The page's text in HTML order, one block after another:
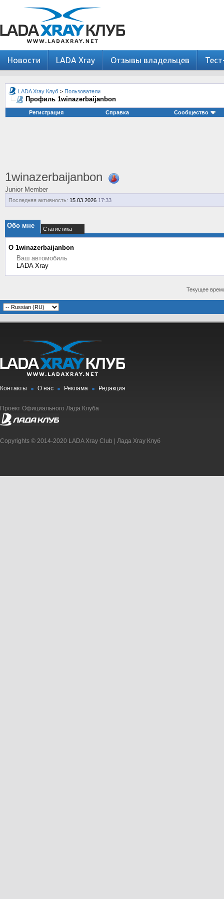
Новости LADA Xray Отзывы владельцев
LADA Xray Клуб > Пользователи
Профиль 1winazerbaijanbon
Регистрация Справка Сообщество
1winazerbaijanbon
Junior Member
Последняя активность: 15.03.2026 17:33
Обо мне Статистика
О 1winazerbaijanbon
Ваш автомобиль
LADA Xray
Текущее
Контакты О нас Реклама Редакция
Проект Официального Лада Клуба
Copyrights © 2014-2020 LADA Xray Club | Лада Xray Клуб